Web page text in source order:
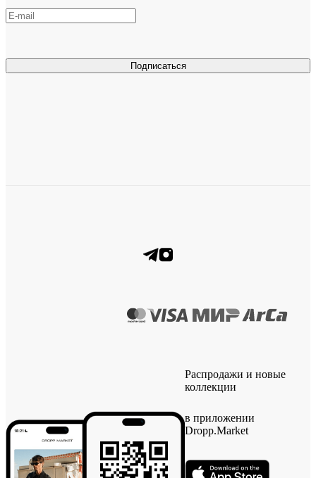
Подписаться
Распродажи и новые
коллекции
в приложении
Dropp.Market